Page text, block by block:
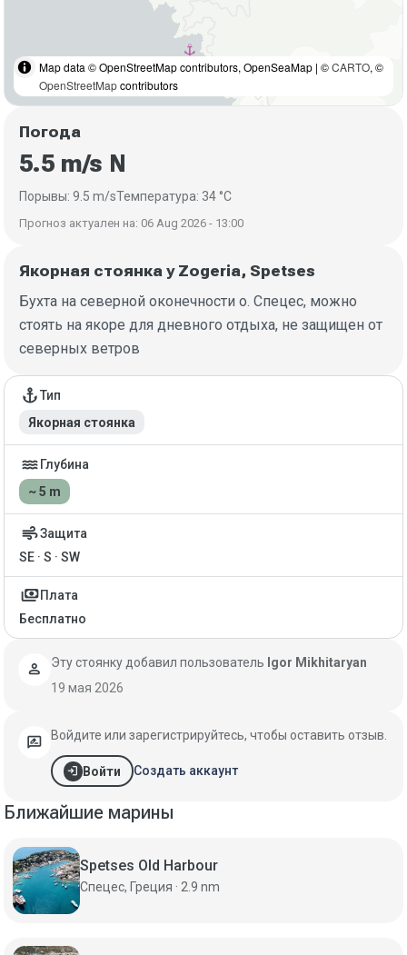
Якорная стоянка у Zogeria, Spetses
Бухта на северной оконечности о. Спецес, можно
стоять на якоре для дневного отдыха, не защищен от
северных ветров
Детали якорной стоянки
anchorТип
Якорная стоянка
water Глубина
~ 5 m
airЗащита
SE · S · SW
payments Плата
Бесплатно
person Эту стоянку добавил пользователь Igor Mikhitaryan
19 мая 2026
rate_review Войдите или зарегистрируйтесь, чтобы оставить отзыв.
login Войти Создать аккаунт
Map data © OpenStreetMap contributors, OpenSeaMap | ©CARTO, ©
OpenStreetMapcontributors
Погода
5.5 m/s N
Порывы: 9.5 m/sТемпература: 34 °C
Прогноз актуален на: 06 Aug 2026 - 13:00
Ближайшие марины
Spetses Old Harbour
Спецес, Греция · 2.9 nm